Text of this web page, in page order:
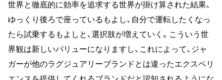
世界と徹底的に効率を追求する世界が掛け算された結果、
ゆっくり後ろで座っているもよし、自分で運転したくなっ
たら試乗するもよしと、選択肢が増えていく。こういう世
界観は新しいバリューになりますし、これによって、ジャ
ガーが他のラグジュアリーブランドとは違ったエクスペリ